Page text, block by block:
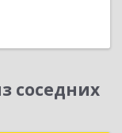
соседних